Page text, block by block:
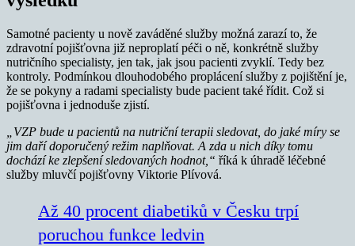
Samotné pacienty u nově zaváděné služby možná zarazí to, že
zdravotní pojišťovna již neproplatí péči o ně, konkrétně služby
nutričního specialisty, jen tak, jak jsou pacienti zvyklí. Tedy bez
kontroly. Podmínkou dlouhodobého proplácení služby z pojištění je,
že se pokyny a radami specialisty bude pacient také řídit. Což si
pojišťovna i jednoduše zjistí.
VZP bude u pacientů na nutriční terapii sledovat, do jaké míry se
jim daří doporučený režim naplňovat. A zda u nich díky tomu
dochází ke zlepšení sledovaných hodnot,“ říká k úhradě léčebné
služby mluvčí pojišťovny Viktorie Plívová.
Až 40 procent diabetiků v Česku trpí
poruchou funkce ledvin